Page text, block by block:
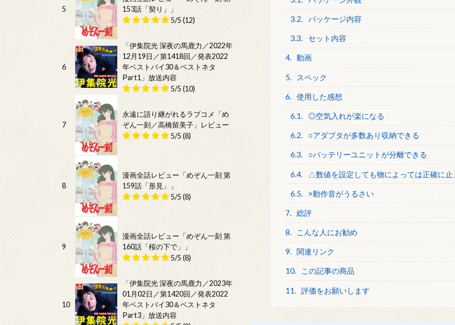
3.2. パッケージ内容
3.3. セット内容
4. 動画
5. スペック
6. 使用した感想
6.1. ◎空気入れが楽になる
6.2. ○アダプタが多数あり収納できる
6.3. ○バッテリーユニットが分離できる
6.4. △数値を設定しても物によっては正確に止
6.5. ×動作音がうるさい
7. 総評
8. こんな人にお勧め
9. 関連リンク
10. この記事の商品
11. 評価をお願いします
5
153話「契り」」
5/5 (12)
6
「伊集院光 深夜の馬鹿力／2022年
12月19日／第1418回／発表2022
年ベストバイ30＆ベストネタ
Part1」放送内容
5/5 (10)
7
永遠に語り継がれるラブコメ「め
ぞん一刻／高橋留美子」レビュー
5/5 (8)
8
漫画全話レビュー「めぞん一刻 第
159話「形見」」
5/5 (8)
9
漫画全話レビュー「めぞん一刻 第
160話「桜の下で」」
5/5 (8)
10
「伊集院光 深夜の馬鹿力／2023年
01月02日／第1420回／発表2022
年ベストバイ30＆ベストネタ
Part3」放送内容